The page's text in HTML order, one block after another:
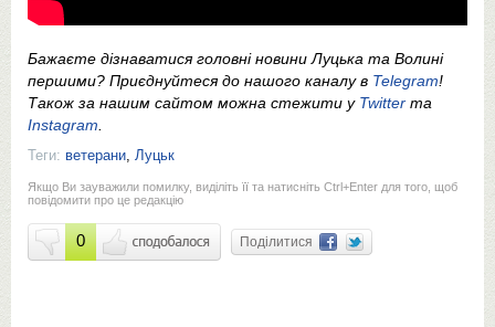
Бажаєте дізнаватися головні новини Луцька та Волині
першими? Приєднуйтеся до нашого каналу в Telegram!
Також за нашим сайтом можна стежити у Twitter та
Instagram
Теги: ветерани Луцьк
Якщо Ви зауважили помилку, виділіть її та натисніть Ctrl+Enter для того, щоб
повідомити про це редакцію
0 Поділитися